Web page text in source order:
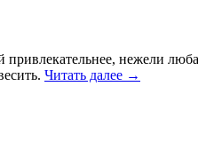
нежели
Читать далее →